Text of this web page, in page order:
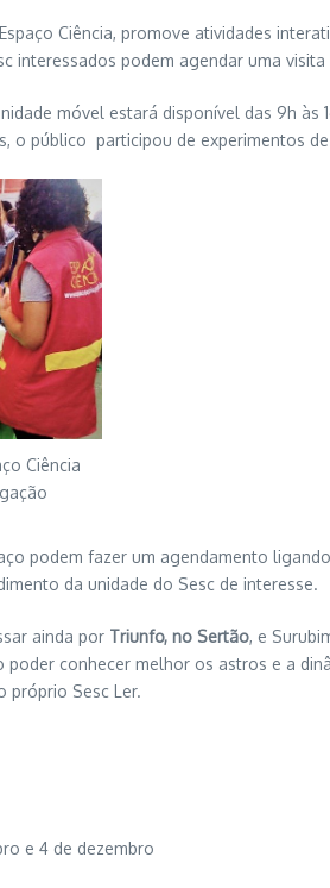
Ciência, promove atividades
interessados podem agendar uma
móvel estará disponível das 9h
o público participou de experimentos
Ciência
podem fazer um agendamento
da unidade do Sesc de interesse.
ainda por Triunfo, no Sertão, e
conhecer melhor os astros e a
próprio Sesc Ler.
e 4 de dezembro